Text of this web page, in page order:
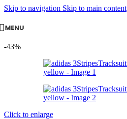
Skip to navigation Skip to main content
MENU
-43%
Click to enlarge